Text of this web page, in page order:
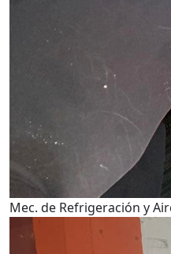
Mec. de Refrigeración y